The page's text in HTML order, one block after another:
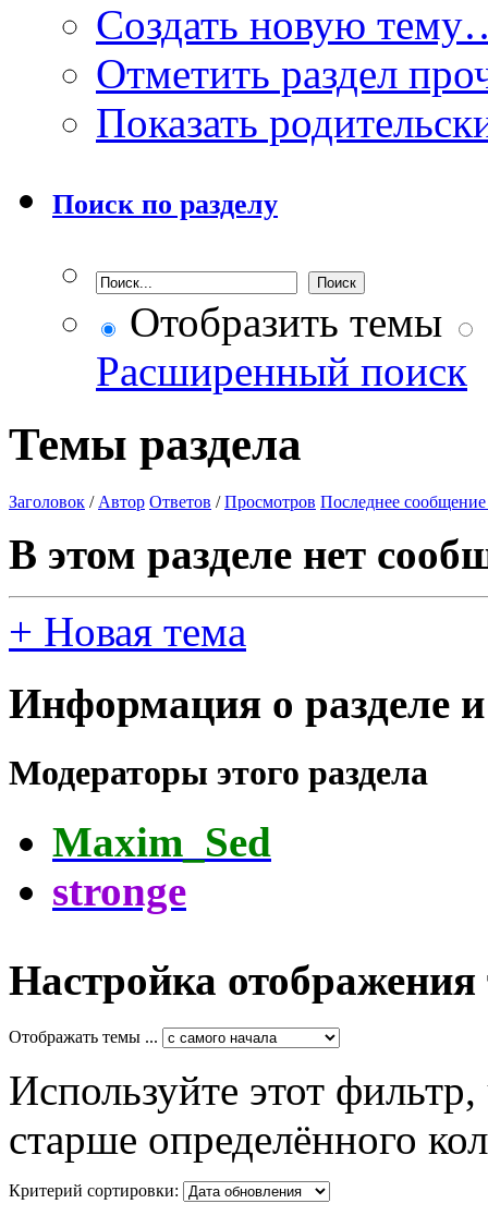
Создать новую
Отметить раздел
Показать
Поиск по разделу
Отобразить темы
Расширенный поиск
Темы раздела
Заголовок / Автор Ответов /Просмотров Последнее сообщение
В этом разделе нет
+ Новая тема
Информация о разделе
Модераторы этого раздела
Maxim_Sed
stronge
Настройка отображения
Отображать темы ...
Используйте этот
старше определённого
Критерий сортировки: